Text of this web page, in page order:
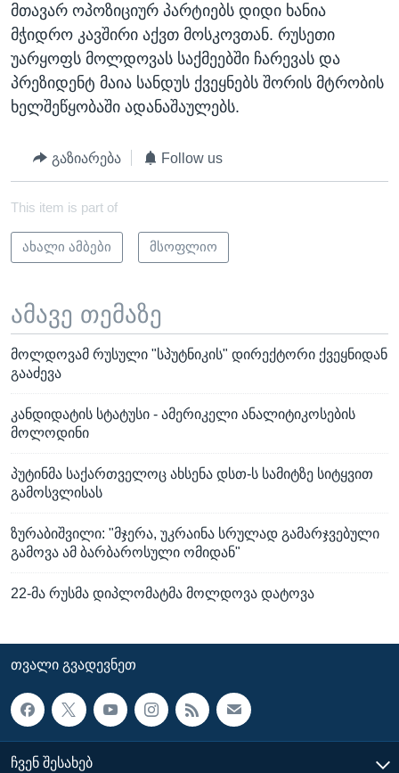
მთავარ ოპოზიციურ პარტიებს დიდი ხანია
მჭიდრო კავშირი აქვთ მოსკოვთან. რუსეთი
უარყოფს მოლდოვას საქმეებში ჩარევას და
პრეზიდენტ მაია სანდუს ქვეყნებს შორის მტრობის
ხელშეწყობაში ადანაშაულებს.
გაზიარება Follow us
This item is part of
ახალი ამბები მსოფლიო
ამავე თემაზე
მოლდოვამ რუსული "სპუტნიკის" დირექტორი ქვეყნიდან
გააძევა
კანდიდატის სტატუსი - ამერიკელი ანალიტიკოსების
მოლოდინი
პუტინმა საქართველოც ახსენა დსთ-ს სამიტზე სიტყვით
გამოსვლისას
ზურაბიშვილი: "მჯერა, უკრაინა სრულად გამარჯვებული
გამოვა ამ ბარბაროსული ომიდან"
22-მა რუსმა დიპლომატმა მოლდოვა დატოვა
ᲗᲕᲐᲚᲘ ᲒᲕᲐᲓᲔᲕᲜᲔᲗ
ᲩᲕᲔᲜ ᲨᲔᲡᲐᲮᲔᲑ